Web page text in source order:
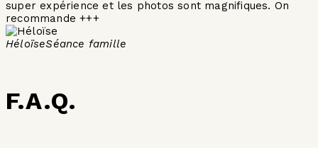
super expérience et les photos sont magnifiques. On
recommande +++
HéloïseSéance famille
F.A.Q.